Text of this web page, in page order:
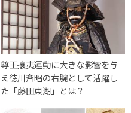
尊王攘夷運動に大きな影響を与
え徳川斉昭の右腕として活躍し
た「藤田東湖」とは？